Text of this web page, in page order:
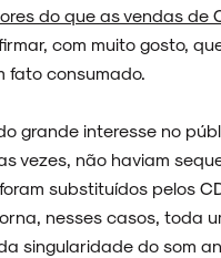
do que as vendas de
com muito gosto,
fato consumado.
grande interesse no
vezes, não haviam
substituídos pelos
nesses casos, toda
singularidade do som